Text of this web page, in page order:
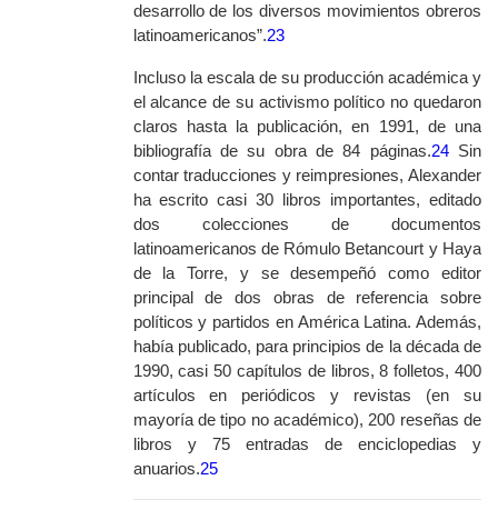
desarrollo de los diversos movimientos obreros
latinoamericanos”.23
Incluso la escala de su producción académica y
el alcance de su activismo político no quedaron
claros hasta la publicación, en 1991, de una
bibliografía de su obra de 84 páginas.24Sin
contar traducciones y reimpresiones, Alexander
ha escrito casi 30 libros importantes, editado
dos colecciones de documentos
latinoamericanos de Rómulo Betancourt y Haya
de la Torre, y se desempeñó como editor
principal de dos obras de referencia sobre
políticos y partidos en América Latina. Además,
había publicado, para principios de la década de
1990, casi 50 capítulos de libros, 8 folletos, 400
artículos en periódicos y revistas (en su
mayoría de tipo no académico), 200 reseñas de
libros y 75 entradas de enciclopedias y
anuarios.25